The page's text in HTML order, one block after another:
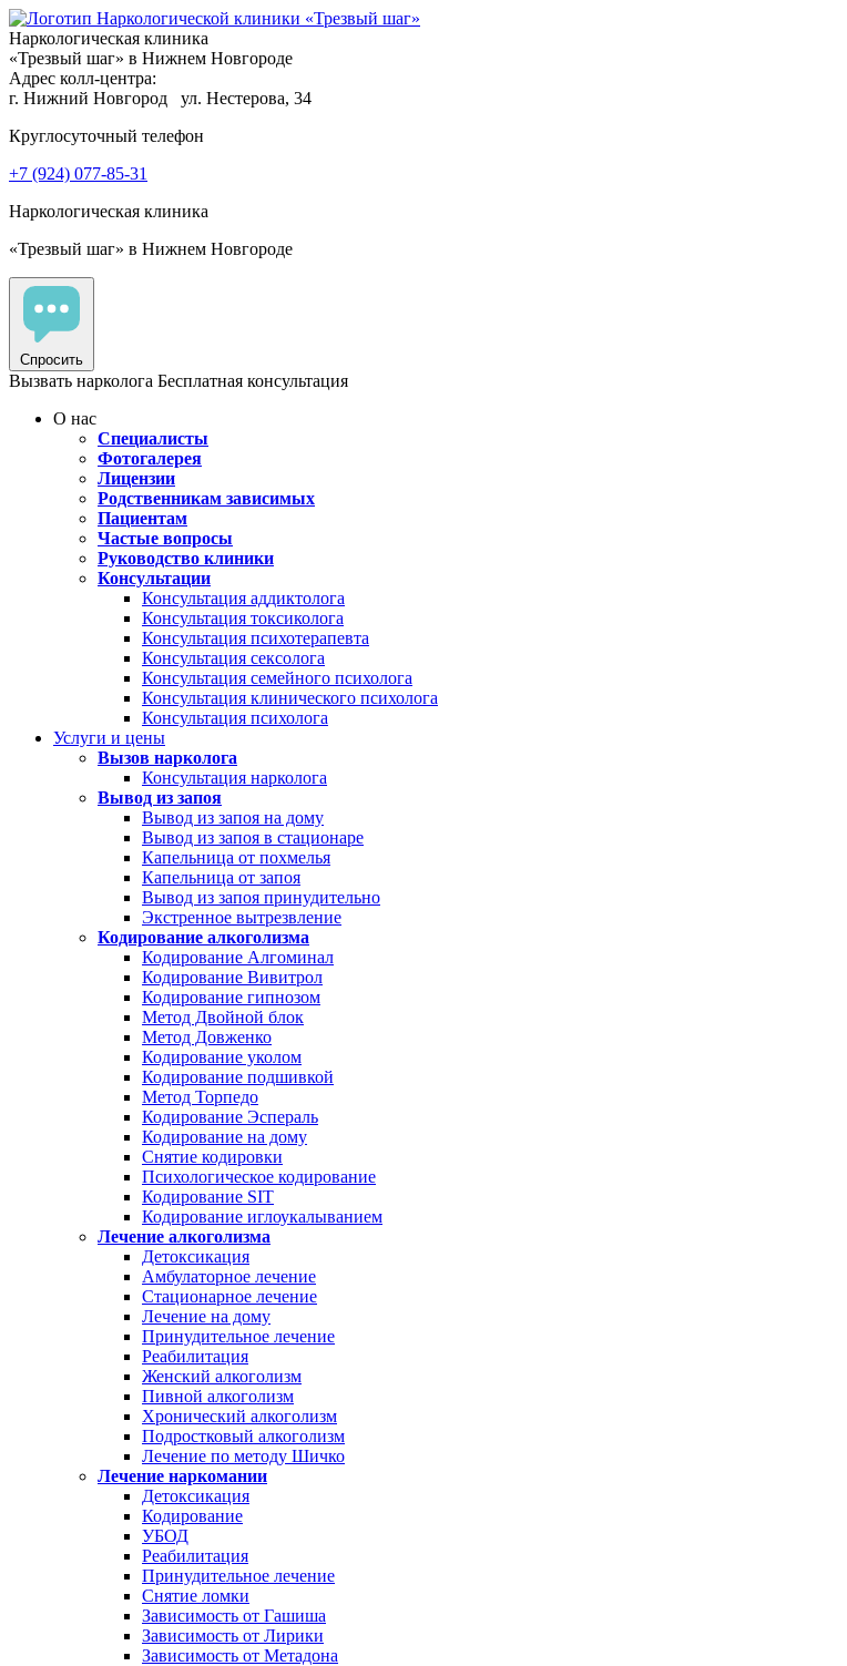
Наркологическая клиника
«Трезвый шаг» в Нижнем Новгороде
Адрес колл-центра:
г. Нижний Новгород
ул. Нестерова, 34
Круглосуточный телефон
+7 (924) 077-85-31
Наркологическая клиника
«Трезвый шаг» в Нижнем Новгороде
Спросить
Вызвать нарколога Бесплатная консультация
О нас
Специалисты
Фотогалерея
Лицензии
Родственникам зависимых
Пациентам
Частые вопросы
Руководство клиники
Консультации
Консультация аддиктолога
Консультация токсиколога
Консультация психотерапевта
Консультация сексолога
Консультация семейного психолога
Консультация клинического психолога
Консультация психолога
Услуги и цены
Вызов нарколога
Консультация нарколога
Вывод из запоя
Вывод из запоя на дому
Вывод из запоя в стационаре
Капельница от похмелья
Капельница от запоя
Вывод из запоя принудительно
Экстренное вытрезвление
Кодирование алкоголизма
Кодирование Алгоминал
Кодирование Вивитрол
Кодирование гипнозом
Метод Двойной блок
Метод Довженко
Кодирование уколом
Кодирование подшивкой
Метод Торпедо
Кодирование Эспераль
Кодирование на дому
Снятие кодировки
Психологическое кодирование
Кодирование SIT
Кодирование иглоукалыванием
Лечение алкоголизма
Детоксикация
Амбулаторное лечение
Стационарное лечение
Лечение на дому
Принудительное лечение
Реабилитация
Женский алкоголизм
Пивной алкоголизм
Хронический алкоголизм
Подростковый алкоголизм
Лечение по методу Шичко
Лечение наркомании
Детоксикация
Кодирование
УБОД
Реабилитация
Принудительное лечение
Снятие ломки
Зависимость от Гашиша
Зависимость от Лирики
Зависимость от Метадона